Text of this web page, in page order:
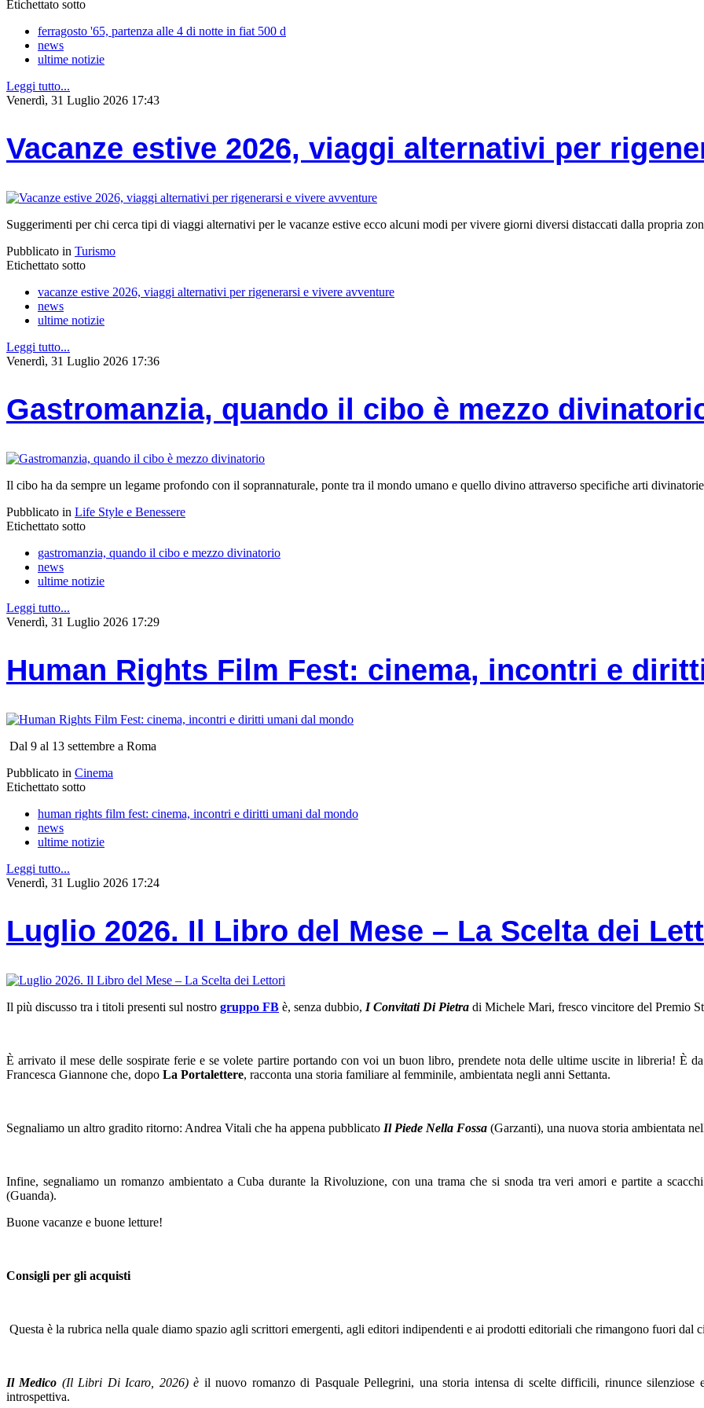
Etichettato sotto
ferragosto '65, partenza alle 4 di notte in fiat 500 d
news
ultime notizie
Leggi tutto...
Venerdì, 31 Luglio 2026 17:43
Vacanze estive 2026, viaggi alternativi per
Suggerimenti per chi cerca tipi di viaggi alternativi per le vacanze estive ecco alcuni modi per vivere giorni diversi distaccati dalla propria
Pubblicato in Turismo
Etichettato sotto
vacanze estive 2026, viaggi alternativi per rigenerarsi e vivere avventure
news
ultime notizie
Leggi tutto...
Venerdì, 31 Luglio 2026 17:36
Gastromanzia, quando il cibo è mezzo
Il cibo ha da sempre un legame profondo con il soprannaturale, ponte tra il mondo umano e quello divino attraverso specifiche arti
Pubblicato in Life Style e Benessere
Etichettato sotto
gastromanzia, quando il cibo e mezzo divinatorio
news
ultime notizie
Leggi tutto...
Venerdì, 31 Luglio 2026 17:29
Human Rights Film Fest: cinema, incontri e
Dal 9 al 13 settembre a Roma
Pubblicato in Cinema
Etichettato sotto
human rights film fest: cinema, incontri e diritti umani dal mondo
news
ultime notizie
Leggi tutto...
Venerdì, 31 Luglio 2026 17:24
Luglio 2026. Il Libro del Mese – La Scelta dei
Il più discusso tra i titoli presenti sul nostro gruppo FB è, senza dubbio, I Convitati Di Pietra di Michele Mari, fresco vincitore del Premio
È arrivato il mese delle sospirate ferie e se volete partire portando con voi un buon libro, prendete nota delle ultime uscite in libreria! È
Francesca Giannone che, dopo La Portalettere, racconta una storia familiare al femminile, ambientata negli anni Settanta.
Segnaliamo un altro gradito ritorno: Andrea Vitali che ha appena pubblicato Il Piede Nella Fossa (Garzanti), una nuova storia ambientata
Infine, segnaliamo un romanzo ambientato a Cuba durante la Rivoluzione, con una trama che si snoda tra veri amori e partite a
(Guanda).
Buone vacanze e buone letture!
Consigli per gli acquisti
Questa è la rubrica nella quale diamo spazio agli scrittori emergenti, agli editori indipendenti e ai prodotti editoriali che rimangono fuori dal
Il Medico (Il Libri Di Icaro, 2026) è il nuovo romanzo di Pasquale Pellegrini, una storia intensa di scelte difficili, rinunce silenziose
introspettiva.